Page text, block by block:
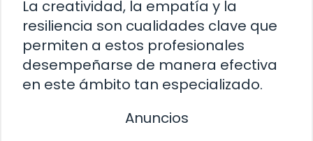
La creatividad, la empatía y la
resiliencia son cualidades clave que
permiten a estos profesionales
desempeñarse de manera efectiva
en este ámbito tan especializado.
Anuncios